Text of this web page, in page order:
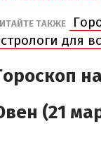
ТАКЖЕ
для
(21